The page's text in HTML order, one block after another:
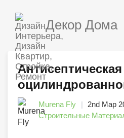
Декор Дома
Murena Fly
2nd Мар
Строительные